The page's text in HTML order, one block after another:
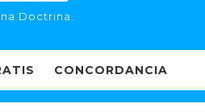
Doctrina.
CONCORDANCIA